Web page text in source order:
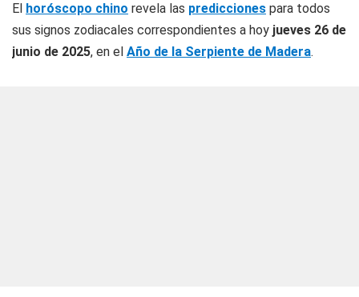
El horóscopo chino revela las predicciones para todos
sus signos zodiacales correspondientes a hoy jueves 26 de
junio de 2025, en el Año de la Serpiente de Madera.